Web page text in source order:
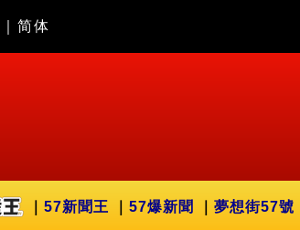
简体
57新聞王 57爆新聞 夢想街57號